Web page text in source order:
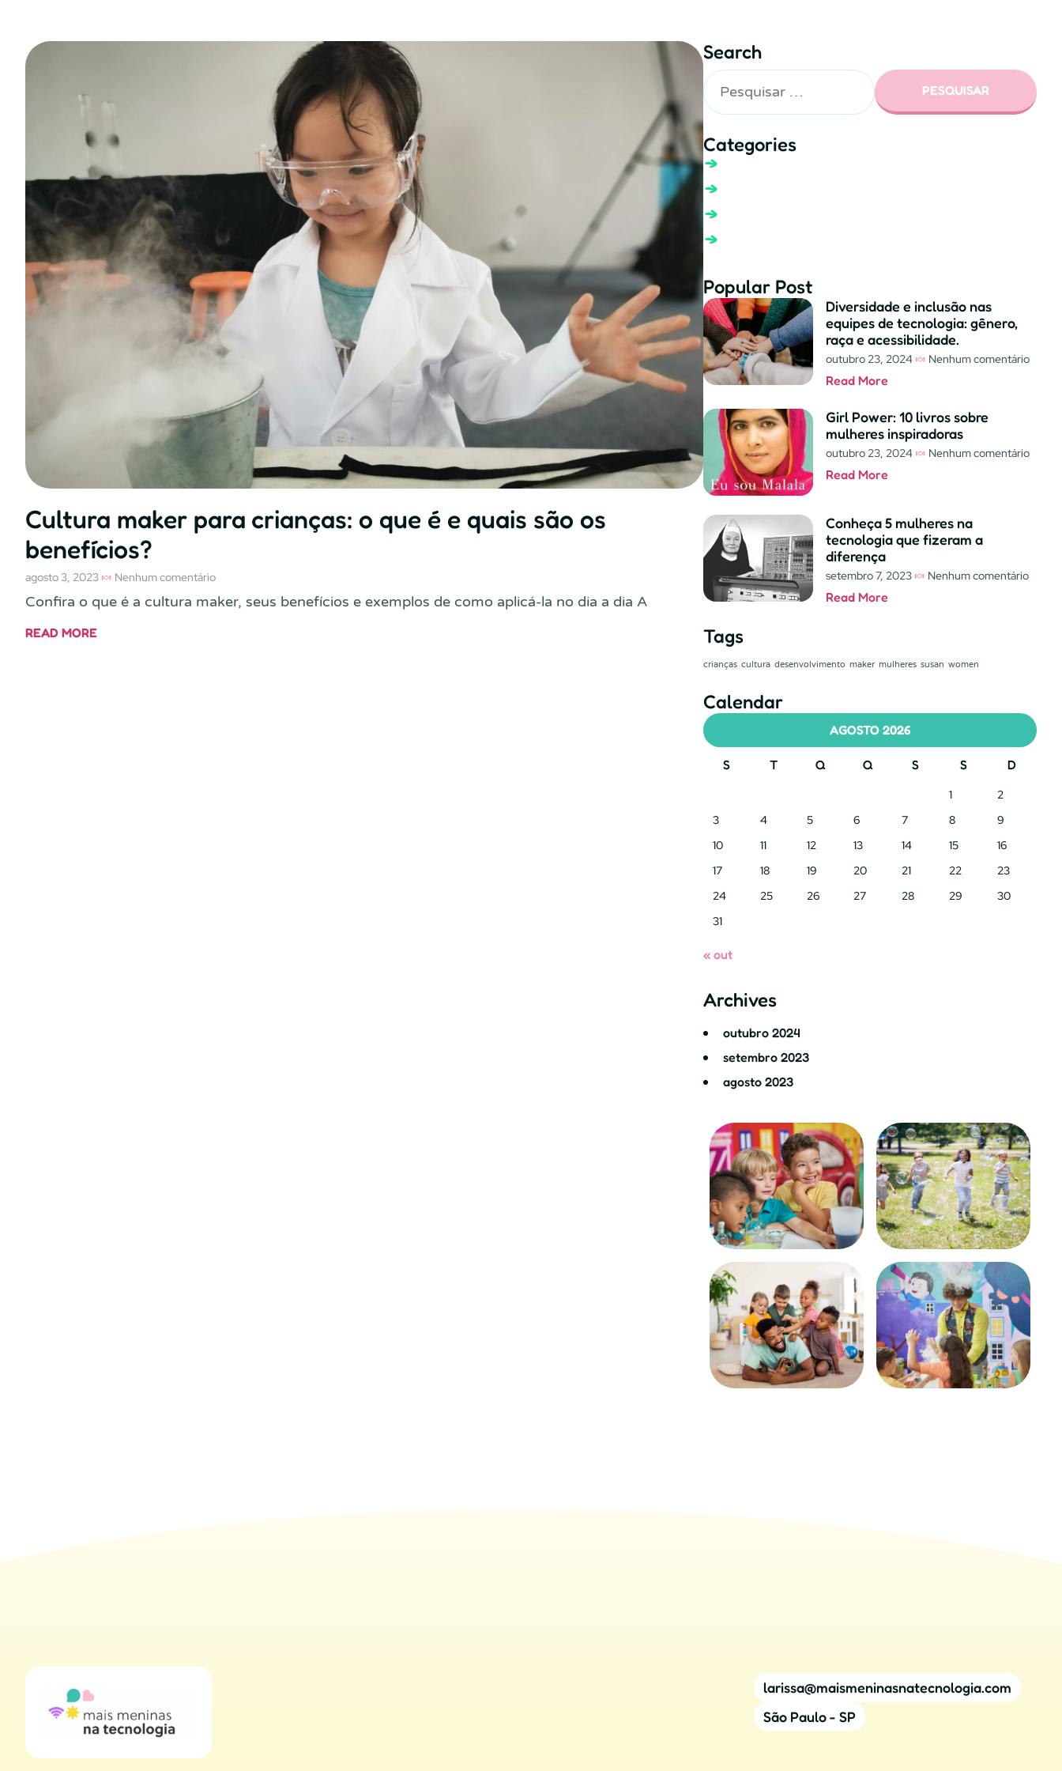
Cultura maker para crianças: o que é e quais são os
benefícios?
agosto 3, 2023 Nenhum comentário
Confira o que é a cultura maker, seus benefícios e exemplos de como aplicá-la no dia a dia A
READ MORE
Search
Categories
Popular Post
Diversidade e inclusão nas
equipes de tecnologia: gênero,
raça e acessibilidade.
outubro 23, 2024 Nenhum comentário
Read More
Girl Power: 10 livros sobre
mulheres inspiradoras
outubro 23, 2024 Nenhum comentário
Read More
Conheça 5 mulheres na
tecnologia que fizeram a
diferença
setembro 7, 2023 Nenhum comentário
Read More
Tags
crianças cultura desenvolvimento maker mulheres susan women
Calendar
AGOSTO 2026
S T Q Q S S D
1
2
3
4 5 6 7 8
9
10
11 12 13 14 15
16
17
18 19 20 21 22
23
24
25 26 27 28 29
30
31
« out
Archives
outubro 2024
setembro 2023
agosto 2023
larissa@maismeninasnatecnologia.com
São Paulo - SP